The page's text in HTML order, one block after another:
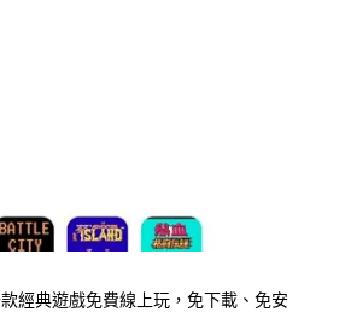
經典遊戲免費線上玩，免下載、免安